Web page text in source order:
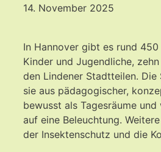
14. November 2025
In Hannover gibt es rund
Kinder und Jugendliche,
den Lindener Stadtteilen.
sie aus pädagogischer,
bewusst als Tagesräume
auf eine Beleuchtung.
der Insektenschutz und die